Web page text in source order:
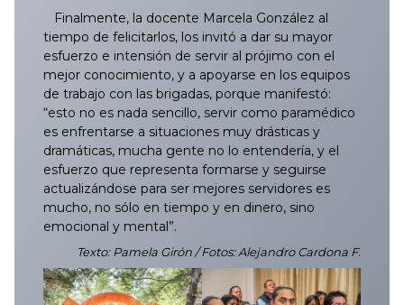
Finalmente, la docente Marcela González al
tiempo de felicitarlos, los invitó a dar su mayor
esfuerzo e intensión de servir al prójimo con el
mejor conocimiento, y a apoyarse en los equipos
de trabajo con las brigadas, porque manifestó:
“esto no es nada sencillo, servir como paramédico
es enfrentarse a situaciones muy drásticas y
dramáticas, mucha gente no lo entendería, y el
esfuerzo que representa formarse y seguirse
actualizándose para ser mejores servidores es
mucho, no sólo en tiempo y en dinero, sino
emocional y mental”.
Texto: Pamela Girón / Fotos: Alejandro Cardona F.